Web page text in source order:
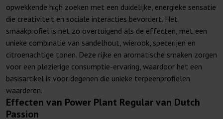
opwekkende high zoeken met een duidelijke, energieke sensatie
die creativiteit en sociale interacties bevordert. Het
smaakprofiel is net zo overtuigend als de effecten, met een
unieke combinatie van sandelhout, wierook, specerijen en
citroenachtige tonen. Deze rijke en aromatische smaken zorgen
voor een plezierige consumptie-ervaring, waardoor het een
basisartikel is voor degenen die unieke terpeenprofielen
waarderen.
Effecten van Power Plant Regular van Dutch
Passion